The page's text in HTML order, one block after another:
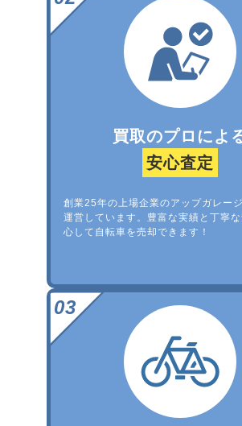
買取のプロによ
安心査定
創業25年の上場企業のアップガレー
運営しています。豊富な実績と丁寧
心して自転車を売却できます！